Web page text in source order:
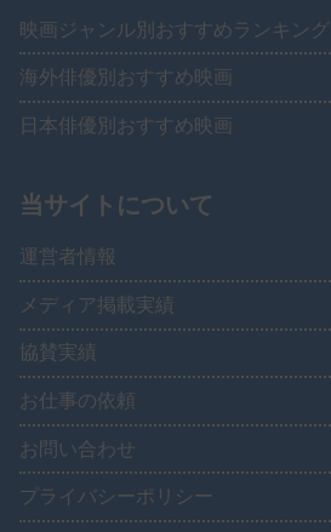
映画ジャンル別おすすめランキング
海外俳優別おすすめ映画
日本俳優別おすすめ映画
当サイトについて
運営者情報
メディア掲載実績
協賛実績
お仕事の依頼
お問い合わせ
プライバシーポリシー